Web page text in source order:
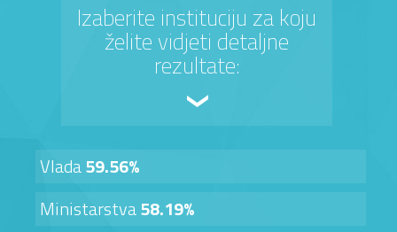
Izaberite instituciju za koju
želite vidjeti detaljne
rezultate:
Vlada59.56%
Ministarstva58.19%